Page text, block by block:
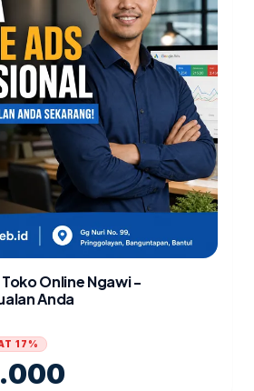
Online Ngawi -
Anda
17%